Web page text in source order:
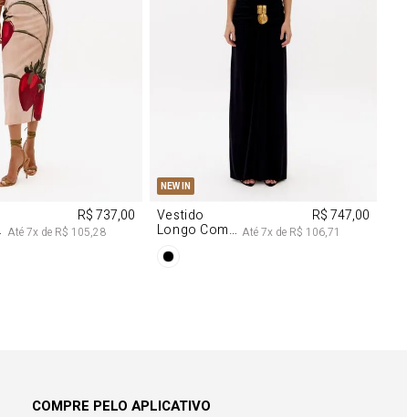
M
R$ 737,00
Até7x de R$ 105,28
NEW IN
PP M
Vestido
Longo Com
Na Frente
R$ 747,00
Até7x de R$ 106,71
COMPRE PELO APLICATIVO